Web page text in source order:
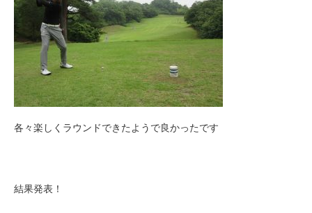
各々楽しくラウンドできたようで良かったです
結果発表！